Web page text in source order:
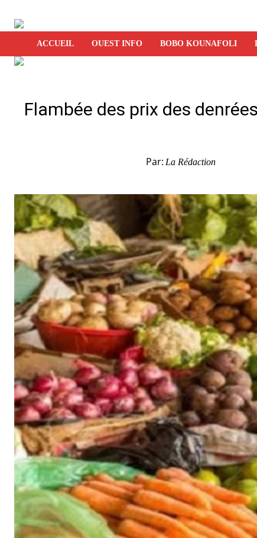
ACCUEIL OUEST INFO BOBO KOUNAFOLI
Flambée des prix des
Par: La Rédaction